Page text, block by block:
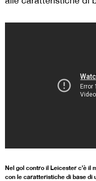
Nel gol contro il Leicester c’è il
con le caratteristiche di base di